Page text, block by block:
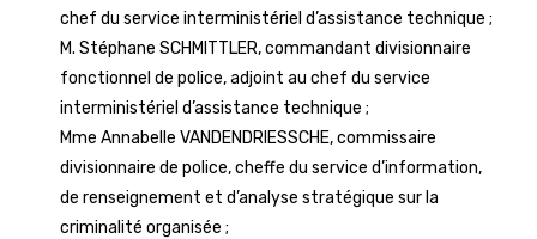
chef du service interministériel d’assistance technique ;
M. Stéphane SCHMITTLER, commandant divisionnaire
fonctionnel de police, adjoint au chef du service
interministériel d’assistance technique ;
Mme Annabelle VANDENDRIESSCHE, commissaire
divisionnaire de police, cheffe du service d’information,
de renseignement et d’analyse stratégique sur la
criminalité organisée ;